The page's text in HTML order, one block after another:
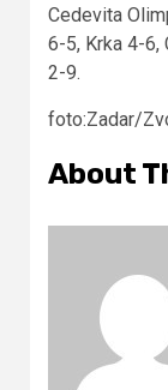
Cedevita
6-5, Krka 4-6,
2-9.
foto:Zadar/
About